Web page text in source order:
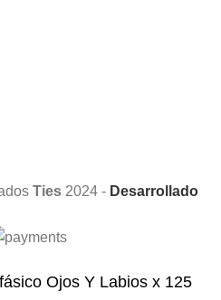
Ties 2024 - Desarrollado
Ojos Y Labios x 125